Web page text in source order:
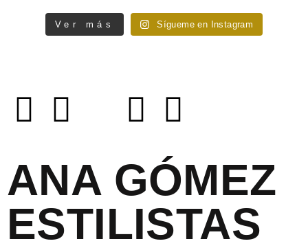
Ver más Sígueme en Instagram
ANA GÓMEZ
ESTILISTAS